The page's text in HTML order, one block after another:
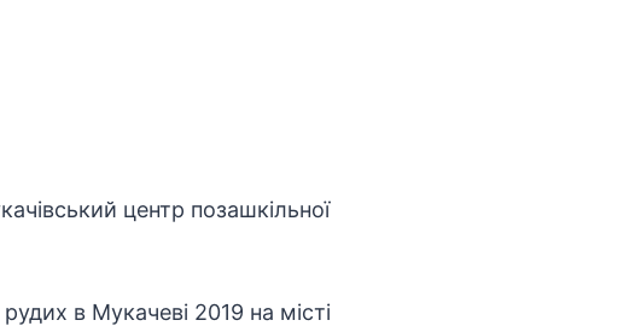
центр позашкільної
в Мукачеві 2019 на місті